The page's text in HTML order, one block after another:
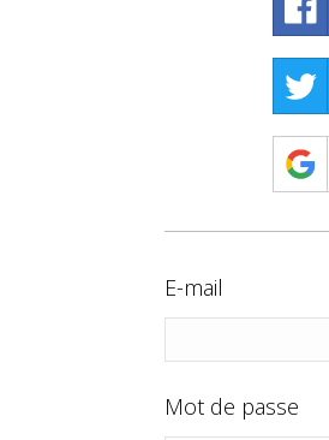
E-mail
Mot de passe